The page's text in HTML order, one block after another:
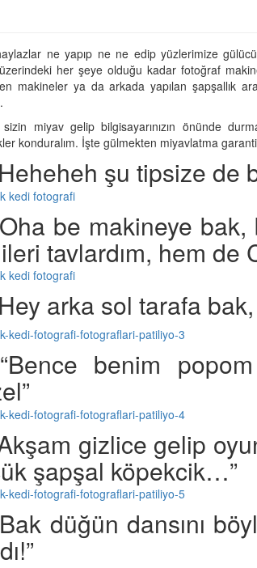
ne yapıp ne ne edip yüzlerimize
her şeye olduğu kadar fotoğraf
makineler ya da arkada yapılan şapşallık
miyav gelip bilgisayarınızın önünde
konduralım. İşte gülmekten miyavlatma
şu tipsize de
be makineye
tavlardım, hem
arka sol tarafa
benim
gizlice gelip
şapşal köpekcik…”
düğün dansını
Kedi Oyunları: "Evde
Oynayabileceğiniz 10
Aktivite"
Kedi Beslenmesi: "Çiğ
Kuru Mama mı? Artıları
Eksileri"
Kedi Psikolojisi: Kedilerde
Kaygısı ve Çözüm
Bakış
05.10.2025
Kediler Neden
Vahşi Atalarına Bilimsel
Yolculuk
03.10.2025